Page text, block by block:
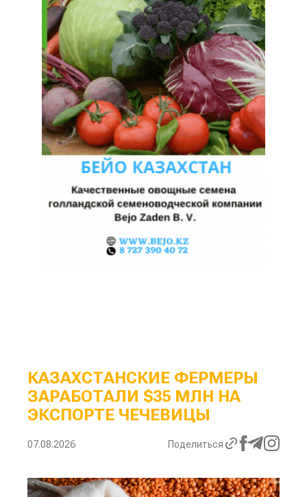
КАЗАХСТАНСКИЕ ФЕРМЕРЫ
ЗАРАБОТАЛИ $35 МЛН НА
ЭКСПОРТЕ ЧЕЧЕВИЦЫ
07.08.2026 Поделиться